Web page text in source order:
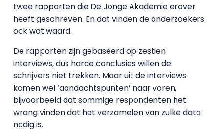
twee rapporten die De Jonge Akademie erover
heeft geschreven. En dat vinden de onderzoekers
ook wat waard.
De rapporten zijn gebaseerd op zestien
interviews, dus harde conclusies willen de
schrijvers niet trekken. Maar uit de interviews
komen wel ‘aandachtspunten’ naar voren,
bijvoorbeeld dat sommige respondenten het
wrang vinden dat het verzamelen van zulke data
nodig is.